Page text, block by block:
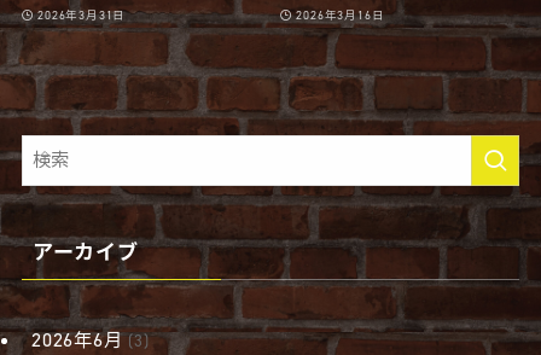
2026年3月31日 2026年3月16日
アーカイブ
2026年6月 (3)